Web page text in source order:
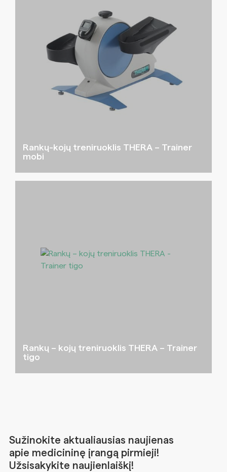
Rankų-kojų treniruoklis THERA – Trainer
mobi
Rankų – kojų treniruoklis THERA – Trainer
tigo
Sužinokite aktualiausias naujienas
apie medicininę įrangą pirmieji!
Užsisakykite naujienlaiškį!